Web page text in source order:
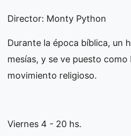
Director: Monty Python
Durante la época bíblica, un
mesías, y se ve puesto como
movimiento religioso.
Viernes 4 - 20 hs.